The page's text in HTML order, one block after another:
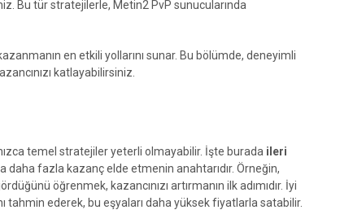
Bu tür stratejilerle, Metin2 PvP sunucularında
en etkili yollarını sunar. Bu bölümde, deneyimli
katlayabilirsiniz.
temel stratejiler yeterli olmayabilir. İşte burada ileri
daha fazla kazanç elde etmenin anahtarıdır. Örneğin,
öğrenmek, kazancınızı artırmanın ilk adımıdır. İyi
tahmin ederek, bu eşyaları daha yüksek fiyatlarla satabilir.